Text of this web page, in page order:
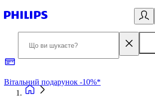
Вітальний подарунок -10%*